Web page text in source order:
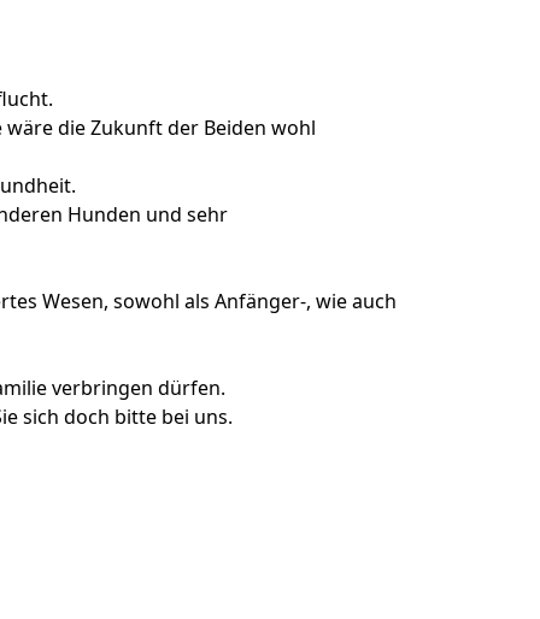
die Zukunft der Beiden wohl
Hunden und sehr
Wesen, sowohl als Anfänger-, wie auch
verbringen dürfen.
sich doch bitte bei uns.